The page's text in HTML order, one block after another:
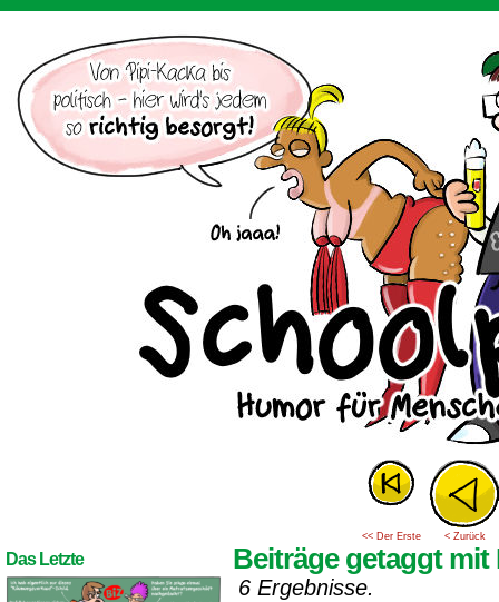
<< Der Erste < Zurück
Das Letzte Beiträge getaggt
6 Ergebnisse.